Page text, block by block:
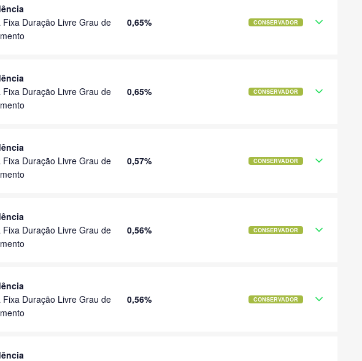
Fixa Duração Livre Grau de
0,65% CONSERVADOR
Fixa Duração Livre Grau de
0,65% CONSERVADOR
Fixa Duração Livre Grau de
0,57% CONSERVADOR
Fixa Duração Livre Grau de
0,56% CONSERVADOR
Fixa Duração Livre Grau de
0,56% CONSERVADOR